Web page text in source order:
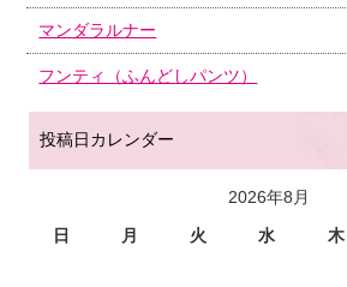
マンダラルナー
フンティ（ふんどしパンツ）
投稿日カレンダー
2026年8月
日
月 火 水 木